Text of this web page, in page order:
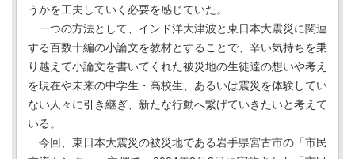
うかを工夫していく必要を感じていた。
一つの方法として、インド洋大津波と東日本大震災に関連
する百数十編の小論文を教材とすることで、辛い気持ちを乗
り越えて小論文を書いてくれた被災地の生徒達の想いや考え
を現在や未来の中学生・高校生、あるいは震災を体験してい
ない人々に引き継ぎ、新たな行動へ繋げていきたいと考えて
いる。
今回、東日本大震災の被災地である岩手県宮古市の「市民